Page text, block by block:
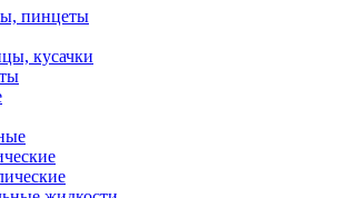
пинцеты
кусачки